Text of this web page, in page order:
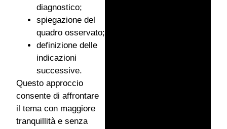
diagnostico;
spiegazione del
quadro osservato;
definizione delle
indicazioni
successive.
Questo approccio
consente di affrontare
il tema con maggiore
tranquillità e senza